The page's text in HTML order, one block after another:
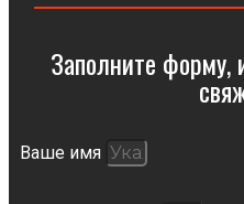
Заполните
Ваше имя